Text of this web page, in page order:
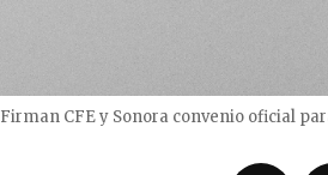
Firman CFE y Sonora convenio oficial